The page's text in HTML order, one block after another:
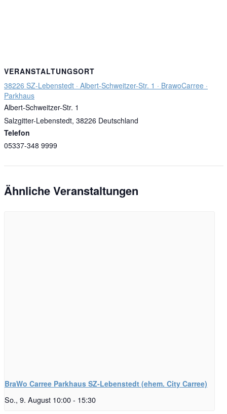
VERANSTALTUNGSORT
38226 SZ-Lebenstedt · Albert-Schweitzer-Str. 1 · BrawoCarree ·
Parkhaus
Albert-Schweitzer-Str. 1
Salzgitter-Lebenstedt, 38226 Deutschland
Telefon
05337-348 9999
Ähnliche Veranstaltungen
BraWo Carree Parkhaus SZ-Lebenstedt (ehem. City Carree)
So., 9. August 10:00- 15:30